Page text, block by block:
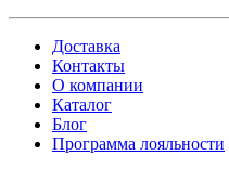
Доставка
Контакты
О компании
Каталог
Блог
Программа лояльности